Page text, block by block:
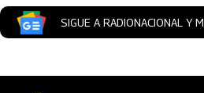
SIGUE A RADIONACIONAL Y